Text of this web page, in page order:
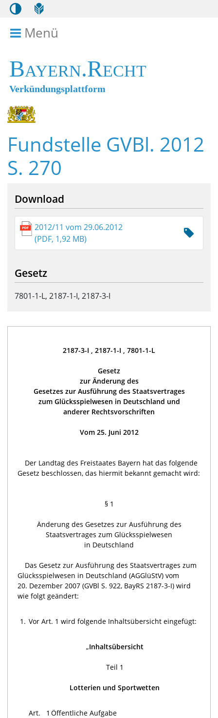
Menü
Bayern.Recht
Verkündungsplattform
Fundstelle GVBl. 2012
S. 270
Download
2012/11 vom 29.06.2012
(PDF, 1,92 MB)
Gesetz
7801-1-L, 2187-1-I, 2187-3-I
2187-3-I , 2187-1-I , 7801-1-L
Gesetz
zur Änderung des
Gesetzes zur Ausführung des Staatsvertrages
zum Glücksspielwesen in Deutschland und
anderer Rechtsvorschriften
Vom 25. Juni 2012
Der Landtag des Freistaates Bayern hat das folgende
Gesetz beschlossen, das hiermit bekannt gemacht wird:
§ 1
Änderung des Gesetzes zur Ausführung des
Staatsvertrages zum Glücksspielwesen
in Deutschland
Das Gesetz zur Ausführung des Staatsvertrages zum
Glücksspielwesen in Deutschland (AGGlüStV) vom
20. Dezember 2007 (GVBl S. 922, BayRS 2187-3-I) wird
wie folgt geändert:
1. Vor Art. 1 wird folgende Inhaltsübersicht eingefügt:
„Inhaltsübersicht
Teil 1
Lotterien und Sportwetten
Art. 1 Öffentliche Aufgabe